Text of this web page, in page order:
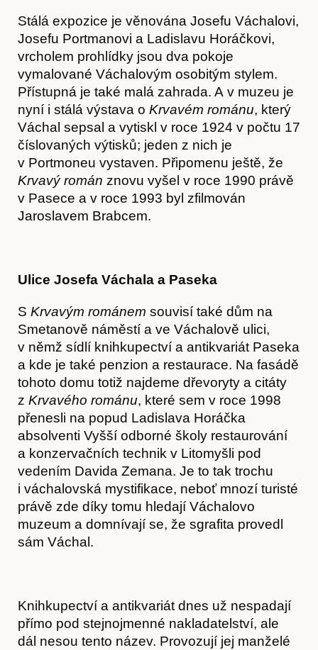
Obchod
Kontakt
Stálá expozice je věnována Josefu Váchalovi,
Josefu Portmanovi a Ladislavu Horáčkovi,
vrcholem prohlídky jsou dva pokoje
vymalované Váchalovým osobitým stylem.
Přístupná je také malá zahrada. A v muzeu je
nyní i stálá výstava o Krvavém románu, který
Váchal sepsal a vytiskl v roce 1924 v počtu 17
číslovaných výtisků; jeden z nich je
v Portmoneu vystaven. Připomenu ještě, že
Krvavý román znovu vyšel v roce 1990 právě
v Pasece a v roce 1993 byl zfilmován
Jaroslavem Brabcem.
Ulice Josefa Váchala a Paseka
S Krvavým románem souvisí také dům na
Smetanově náměstí a ve Váchalově ulici,
v němž sídlí knihkupectví a antikvariát Paseka
a kde je také penzion a restaurace. Na fasádě
tohoto domu totiž najdeme dřevoryty a citáty
z Krvavého románu, které sem v roce 1998
přenesli na popud Ladislava Horáčka
absolventi Vyšší odborné školy restaurování
a konzervačních technik v Litomyšli pod
vedením Davida Zemana. Je to tak trochu
i váchalovská mystifikace, neboť mnozí turisté
právě zde díky tomu hledají Váchalovo
muzeum a domnívají se, že sgrafita provedl
sám Váchal.
Knihkupectví a antikvariát dnes už nespadají
přímo pod stejnojmenné nakladatelství, ale
dál nesou tento název. Provozují jej manželé